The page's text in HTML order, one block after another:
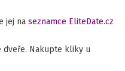
jej na seznamce EliteDate.cz
dveře. Nakupte kliky u